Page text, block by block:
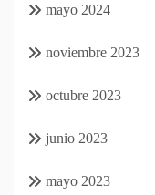
mayo 2024
noviembre 2023
octubre 2023
junio 2023
mayo 2023